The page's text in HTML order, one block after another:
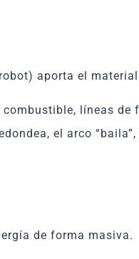
aporta el
combustible, líneas de
el arco
de forma masiva.